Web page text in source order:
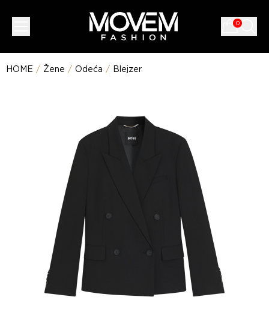
0
HOME / Žene / Odeća / Blejzer